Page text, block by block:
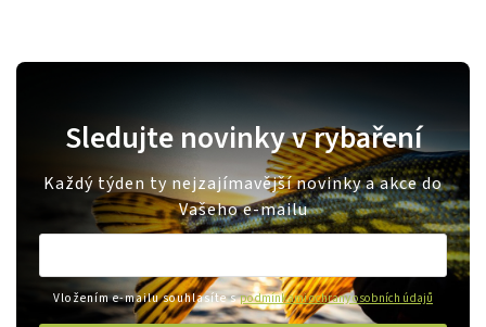
Sledujte novinky v rybaření
Každý týden ty nejzajímavější novinky a akce do
Vašeho e-mailu
Vložením e-mailu souhlasíte spodmínkami ochrany osobních údajů